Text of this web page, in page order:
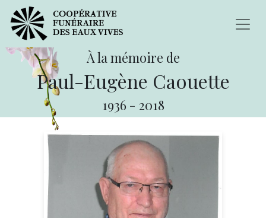
À la mémoire de
Paul-Eugène Caouette
1936 - 2018